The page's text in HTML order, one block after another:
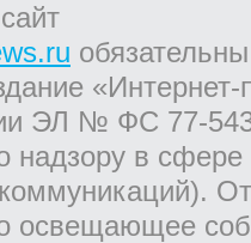
ЭЛ № ФС 77-
надзору в
освещающее